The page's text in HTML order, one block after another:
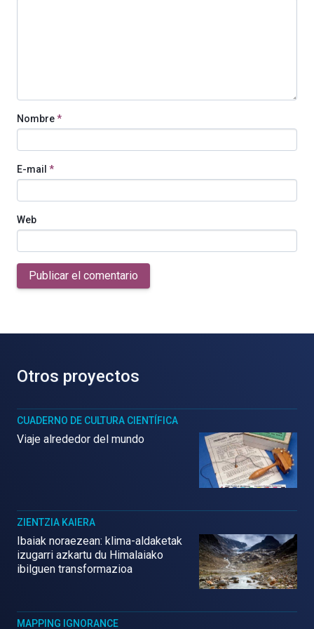
Nombre*
E-mail *
Web
Publicar el comentario
Otros proyectos
CUADERNO DE CULTURA CIENTÍFICA
Viaje alrededor del mundo
ZIENTZIA KAIERA
Ibaiak noraezean: klima-aldaketak
izugarri azkartu du Himalaiako
ibilguen transformazioa
MAPPING IGNORANCE